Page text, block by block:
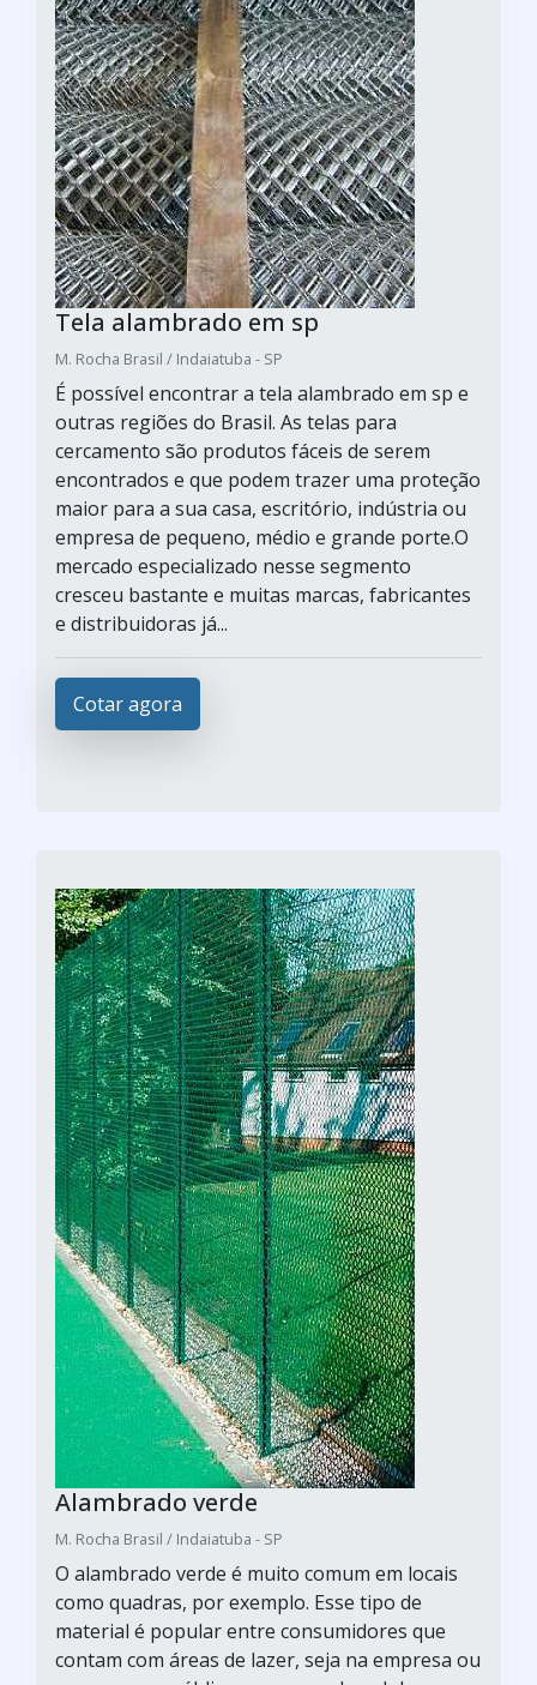
Tela alambrado em sp
M. Rocha Brasil / Indaiatuba - SP
É possível encontrar a tela alambrado em sp e
outras regiões do Brasil. As telas para
cercamento são produtos fáceis de serem
encontrados e que podem trazer uma proteção
maior para a sua casa, escritório, indústria ou
empresa de pequeno, médio e grande porte.O
mercado especializado nesse segmento
cresceu bastante e muitas marcas, fabricantes
e distribuidoras já...
Cotar agora
Alambrado verde
M. Rocha Brasil / Indaiatuba - SP
O alambrado verde é muito comum em locais
como quadras, por exemplo. Esse tipo de
material é popular entre consumidores que
contam com áreas de lazer, seja na empresa ou